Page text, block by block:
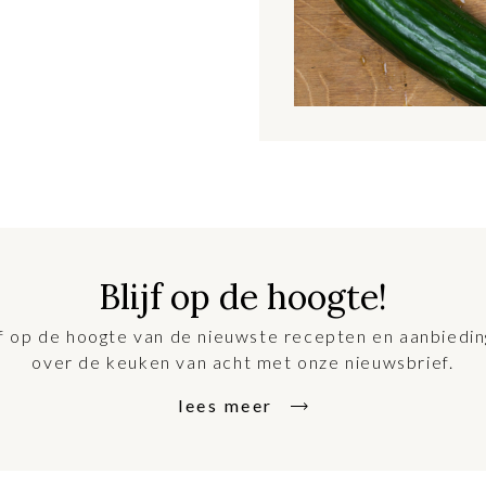
Blijf op de hoogte!
op de hoogte van de nieuwste recepten en
over de keuken van acht met onze nieuwsbrief.
lees meer